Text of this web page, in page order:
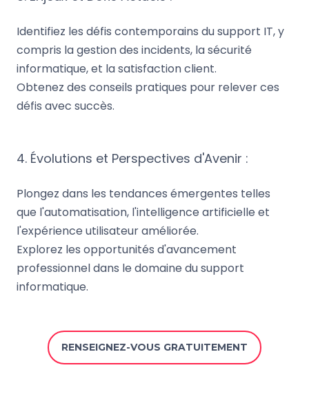
Identifiez les défis contemporains du support IT, y
compris la gestion des incidents, la sécurité
informatique, et la satisfaction client.
Obtenez des conseils pratiques pour relever ces
défis avec succès.
4. Évolutions et Perspectives d'Avenir :
Plongez dans les tendances émergentes telles
que l'automatisation, l'intelligence artificielle et
l'expérience utilisateur améliorée.
Explorez les opportunités d'avancement
professionnel dans le domaine du support
informatique.
RENSEIGNEZ-VOUS GRATUITEMENT